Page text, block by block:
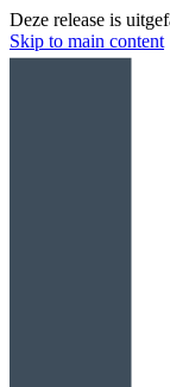
Deze release is
Skip to main content